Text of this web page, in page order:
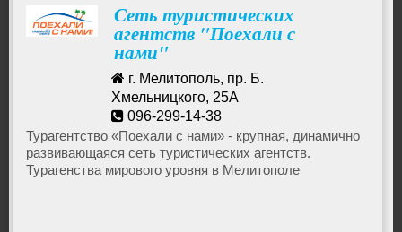
Сеть туристических
агентств "Поехали с
нами"
г. Мелитополь, пр. Б.
Хмельницкого, 25А
096-299-14-38
melitopol@poehalisnami.com
Турагентство «Поехали с нами» - крупная, динамично
развивающаяся сеть туристических агентств.
Турагенства мирового уровня в Мелитополе